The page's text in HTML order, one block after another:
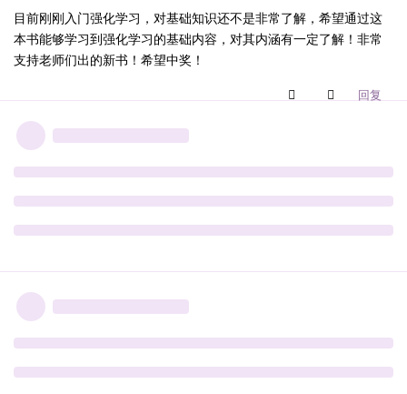
目前刚刚入门强化学习，对基础知识还不是非常了解，希望通过这
本书能够学习到强化学习的基础内容，对其内涵有一定了解！非常
支持老师们出的新书！希望中奖！
回复